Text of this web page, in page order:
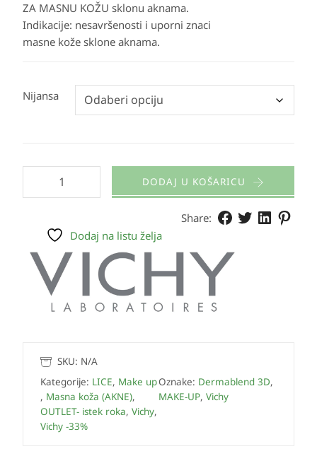
ZA MASNU KOŽU sklonu aknama.
Indikacije: nesavršenosti i uporni znaci
masne kože sklone aknama.
Nijansa
DODAJ U KOŠARICU
Share:
Dodaj na listu želja
SKU: N/A
Kategorije: LICE, Make up
, Masna koža (AKNE),
OUTLET- istek roka, Vichy,
Vichy -33%
Oznake: Dermablend 3D,
MAKE-UP, Vichy